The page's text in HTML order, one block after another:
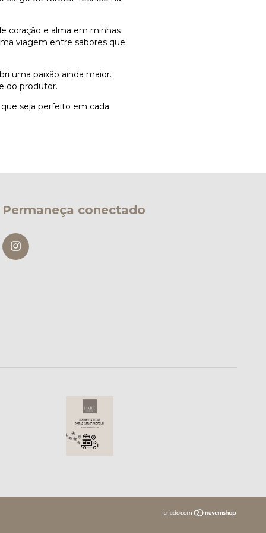
coração e alma em minhas
viagem entre sabores que
uma paixão ainda maior.
do produtor.
seja perfeito em cada
Permaneça conectado